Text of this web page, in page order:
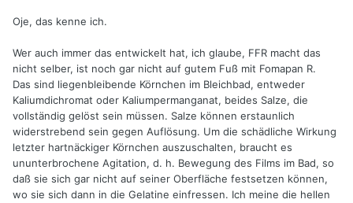
Oje, das kenne ich.
Wer auch immer das entwickelt hat, ich glaube, FFR macht das
nicht selber, ist noch gar nicht auf gutem Fuß mit Fomapan R.
Das sind liegenbleibende Körnchen im Bleichbad, entweder
Kaliumdichromat oder Kaliumpermanganat, beides Salze, die
vollständig gelöst sein müssen. Salze können erstaunlich
widerstrebend sein gegen Auflösung. Um die schädliche Wirkung
letzter hartnäckiger Körnchen auszuschalten, braucht es
ununterbrochene Agitation, d. h. Bewegung des Films im Bad, so
daß sie sich gar nicht auf seiner Oberfläche festsetzen können,
wo sie sich dann in die Gelatine einfressen. Ich meine die hellen